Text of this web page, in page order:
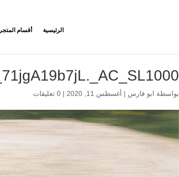
الرئيسية أقسام المتجر
71jgA19b7jL._AC_SL1000_
بواسطة ابو فارس | أغسطس 11, 2020 | 0 تعليقات